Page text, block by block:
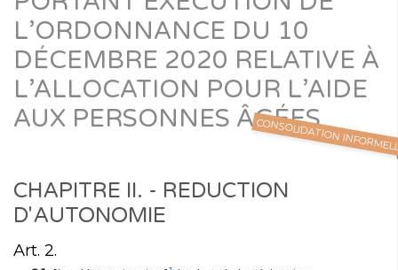
L’ORDONNANCE DU 10
DÉCEMBRE 2020 RELATIVE À
L’ALLOCATION POUR L’AIDE
AUX PERSONNES ÂGÉES
CONSOLIDATION
CHAPITRE II. - REDUCTION
D'AUTONOMIE
Art. 2.